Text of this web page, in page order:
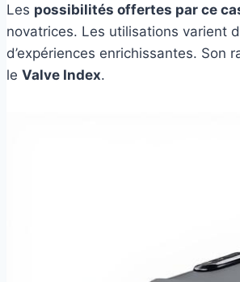
Les possibilités offertes par ce
novatrices. Les utilisations varient
d’expériences enrichissantes. Son
le Valve Index.